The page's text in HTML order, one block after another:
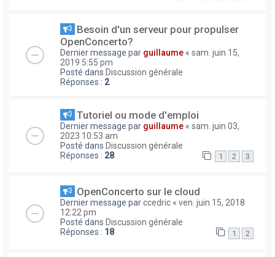
Besoin d'un serveur pour propulser
OpenConcerto?
Dernier message par guillaume « sam. juin 15,
2019 5:55 pm
Posté dans Discussion générale
Réponses : 2
Tutoriel ou mode d'emploi
Dernier message par guillaume « sam. juin 03,
2023 10:53 am
Posté dans Discussion générale
Réponses : 28 1 2 3
OpenConcerto sur le cloud
Dernier message parccedric « ven. juin 15, 2018
12:22 pm
Posté dans Discussion générale
Réponses : 18 1 2